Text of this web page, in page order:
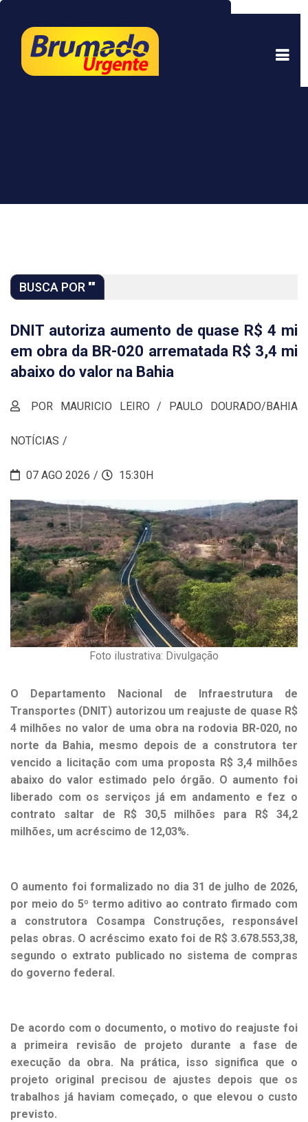
experiência. Ao continuar a navegar, você está
de acordo com isso.Saber mais.
BUSCA POR ""
DNIT autoriza aumento de quase R$ 4 mi
em obra da BR-020 arrematada R$ 3,4 mi
abaixo do valor na Bahia
POR MAURICIO LEIRO / PAULO DOURADO/BAHIA
NOTÍCIAS
07 AGO 2026 15:30H
Foto ilustrativa: Divulgação
O Departamento Nacional de Infraestrutura de
Transportes (DNIT) autorizou um reajuste de quase R$
4 milhões no valor de uma obra na rodovia BR-020, no
norte da Bahia, mesmo depois de a construtora ter
vencido a licitação com uma proposta R$ 3,4 milhões
abaixo do valor estimado pelo órgão. O aumento foi
liberado com os serviços já em andamento e fez o
contrato saltar de R$ 30,5 milhões para R$ 34,2
milhões, um acréscimo de 12,03%.
O aumento foi formalizado no dia 31 de julho de 2026,
por meio do 5º termo aditivo ao contrato firmado com
a construtora Cosampa Construções, responsável
pelas obras. O acréscimo exato foi de R$ 3.678.553,38,
segundo o extrato publicado no sistema de compras
do governo federal.
De acordo com o documento, o motivo do reajuste foi
a primeira revisão de projeto durante a fase de
execução da obra. Na prática, isso significa que o
projeto original precisou de ajustes depois que os
trabalhos já haviam começado, o que elevou o custo
previsto.